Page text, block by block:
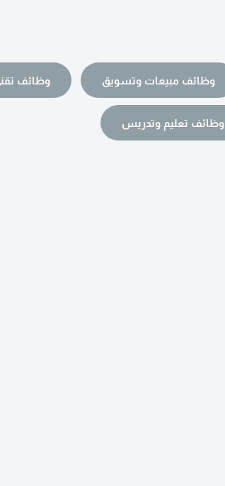
وظائف مبيعات وتسويق وظائف
وظائف تعليم وتدريس